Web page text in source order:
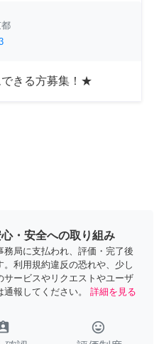
きる方募集！★
・安全への取り組み
務局に支払われ、評価・完了後
。利用規約違反の恐れや、少し
サービスやリクエストやユーザ
報してください。
詳細を見る
tag_faces